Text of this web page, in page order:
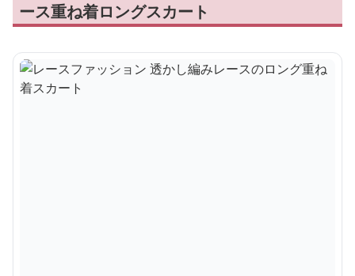
ース重ね着ロングスカート